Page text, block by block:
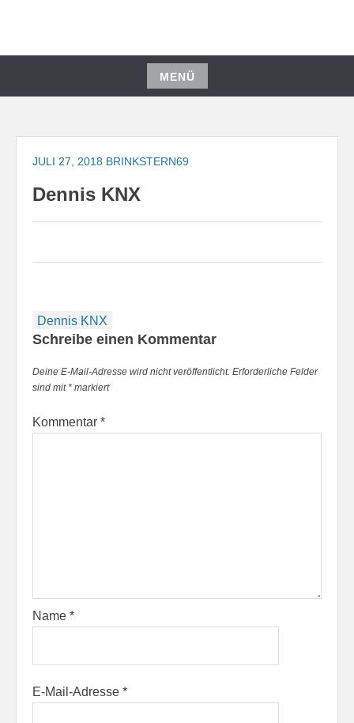
springen
MENÜ
Zum
springen
JULI 27, 2018 BRINKSTERN69
Dennis KNX
Beitragsnavigation
Dennis KNX
Schreibe einen Kommentar
Deine E-Mail-Adresse wird nicht veröffentlicht. Erforderliche Felder
sind mit* markiert
Kommentar *
Name *
E-Mail-Adresse *